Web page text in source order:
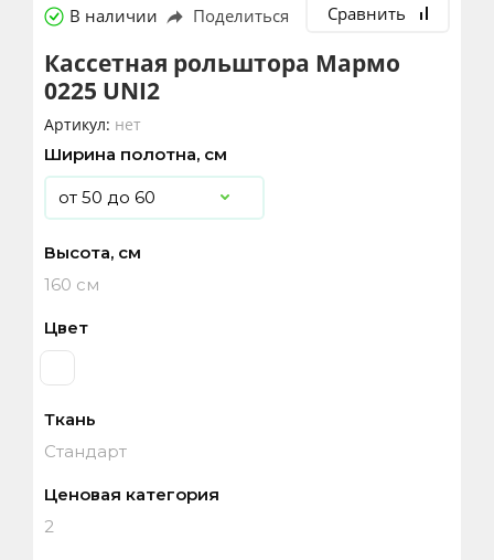
В наличии Поделиться Сравнить
Кассетная рольштора Мармо
0225 UNI2
Артикул: нет
Ширина полотна, см
Высота, см
160 см
Цвет
Ткань
Стандарт
Ценовая категория
2